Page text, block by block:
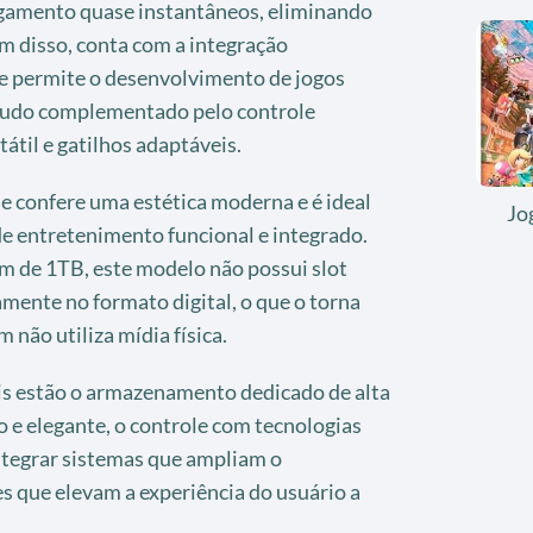
quase instantâneos, eliminando
disso, conta com a integração
permite o desenvolvimento de jogos
complementado pelo controle
e gatilhos adaptáveis.
confere uma estética moderna e é ideal
entretenimento funcional e integrado.
de 1TB, este modelo não possui slot
no formato digital, o que o torna
não utiliza mídia física.
estão o armazenamento dedicado de alta
e elegante, o controle com tecnologias
sistemas que ampliam o
que elevam a experiência do usuário a